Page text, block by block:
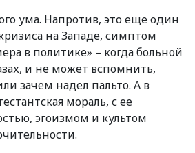
ума. Напротив, это еще один
на Западе, симптом
в политике» – когда больной
и не может вспомнить,
зачем надел пальто. А в
мораль, с ее
эгоизмом и культом